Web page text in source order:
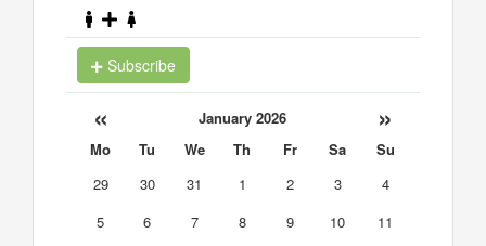
Subscribe
« January 2026 »
Mo Tu We Th Fr Sa
Su
29
30 31 1 2 3
4
5
6 7 8 9 10
11